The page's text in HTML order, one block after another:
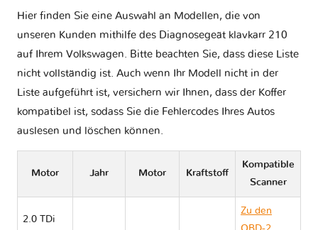
Hier finden Sie eine Auswahl an Modellen, die von
unseren Kunden mithilfe des Diagnosegeät klavkarr 210
auf Ihrem Volkswagen. Bitte beachten Sie, dass diese Liste
nicht vollständig ist. Auch wenn Ihr Modell nicht in der
Liste aufgeführt ist, versichern wir Ihnen, dass der Koffer
kompatibel ist, sodass Sie die Fehlercodes Ihres Autos
auslesen und löschen können.
Motor Jahr Motor Kraftstoff
Kompatible
Scanner
2.0 TDi
Zu den